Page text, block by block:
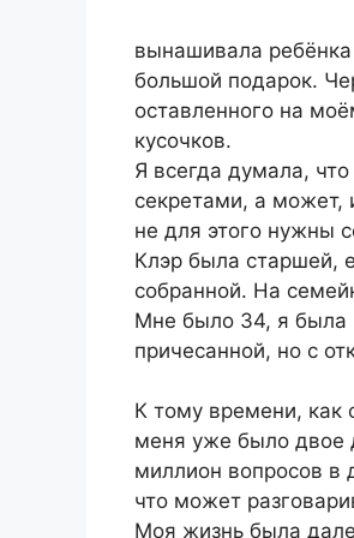
вынашивала
большой подарок.
оставленного на
кусочков.
Я всегда думала,
секретами, а может,
не для этого нужны
Клэр была старшей,
собранной. На
Мне было 34, я была
причесанной, но с
К тому времени, как
меня уже было двое
миллион вопросов в
что может
Моя жизнь была